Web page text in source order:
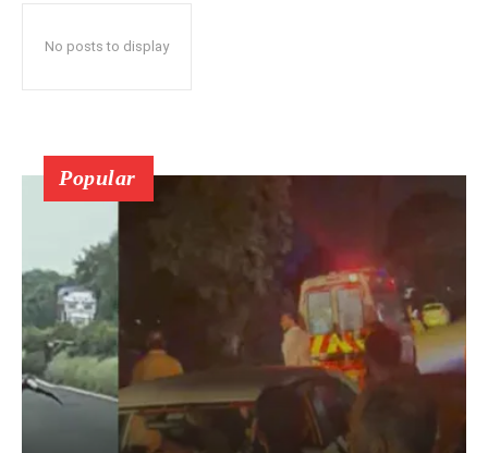
No posts to display
Popular